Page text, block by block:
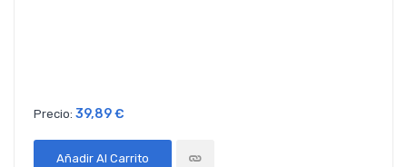
Precio: 39,89 €
Añadir Al Carrito